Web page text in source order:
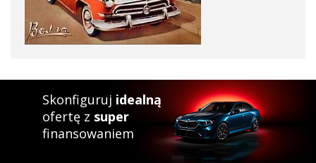
Skonfiguruj idealną
ofertę z super
finansowaniem